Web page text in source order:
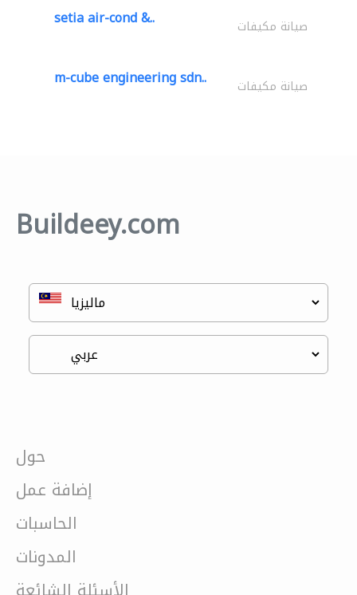
setia air-cond &.. صيانة مكيفات
m-cube engineering sdn.. صيانة مكيفات
Buildeey.com
حول
إضافة عمل
الحاسبات
المدونات